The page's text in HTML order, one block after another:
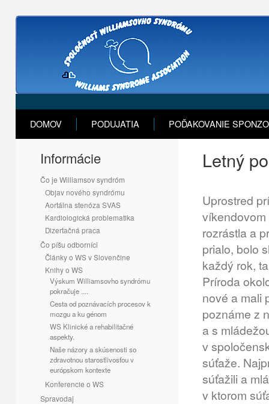
DOMOV PODUJATIA POĎAKOVANIE
Informácie
Čo je Williamsov syndróm
Objav nového syndrómu
Aortálna stenóza SVAS
Kardiologická problematika
Dizertačná praca
Čo píšu odborníci
Články o WS v Slovenčine
Knihy o WS
Výskum Williamsovho syndrómu
pokračuje ....
Cesta od poznávacích procesov k
mozgu a ku génom
WS Klinické a rehabilitačné
aspekty.
Naše názory a skúsenosti so
zdravotnou starostlivosťou v
európskom kontexte
Konferencie o WS
Spravodaj
Letný
Uprostred
víkendovom
rozrástla a
prialo, bolo
každý rok,
Príroda
nové a mali
poznáme z
a s
v
súťaže.
súťažili a
v ktorom